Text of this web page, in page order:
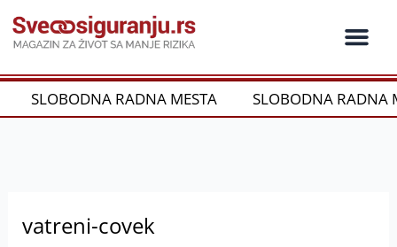
на
садржај
SLOBODNA RADNA MESTA SLOBODNA RADNA
vatreni-covek